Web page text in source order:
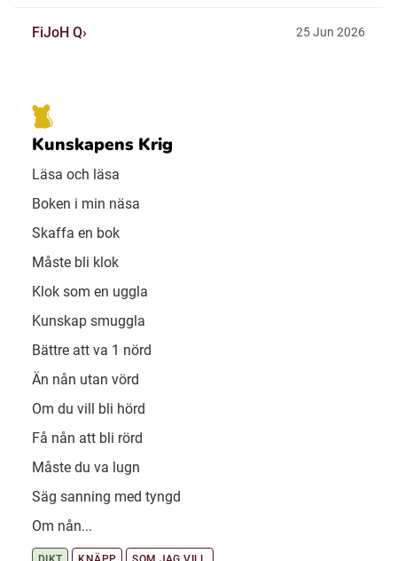
FiJoH Q 25 Jun 2026
Kunskapens Krig
Läsa och läsa
Boken i min näsa
Skaffa en bok
Måste bli klok
Klok som en uggla
Kunskap smuggla
Bättre att va 1 nörd
Än nån utan vörd
Om du vill bli hörd
Få nån att bli rörd
Måste du va lugn
Säg sanning med tyngd
Om nån...